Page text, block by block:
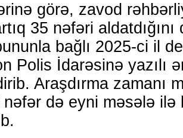
görə, zavod
35 nəfəri
bağlı 2025-ci il
Polis İdarəsinə yazılı
Araşdırma zamanı
də eyni məsələ ilə